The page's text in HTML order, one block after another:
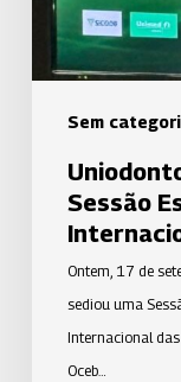
Sem
Ano
Internacional
das
Cooperativas
Sessão
Ontem, 17 de
sediou uma
Internacional
Oceb…